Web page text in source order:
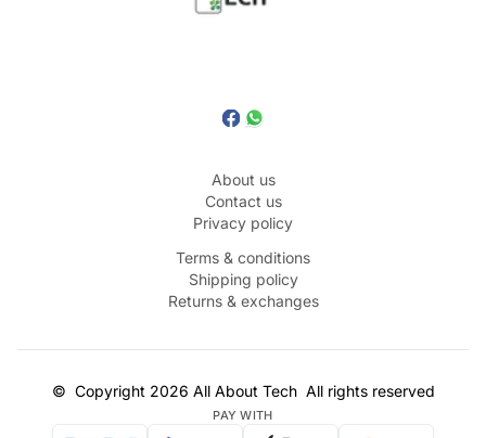
About us
Contact us
Privacy policy
Terms & conditions
Shipping policy
Returns & exchanges
© Copyright 2026 All About Tech All rights reserved
PAY WITH